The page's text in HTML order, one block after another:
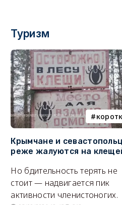
Туризм
Крымчане и
реже жалуются на
Но бдительность терять не
стоит — надвигается пик
активности членистоногих.